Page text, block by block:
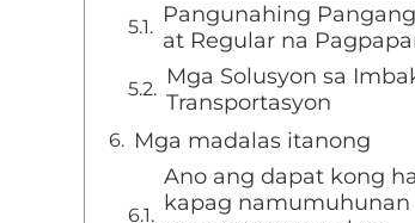
Pangunahing
at Regular na
Mga Solusyon sa
Transportasyon
Mga madalas itanong
Ano ang dapat kong
kapag namumuhunan